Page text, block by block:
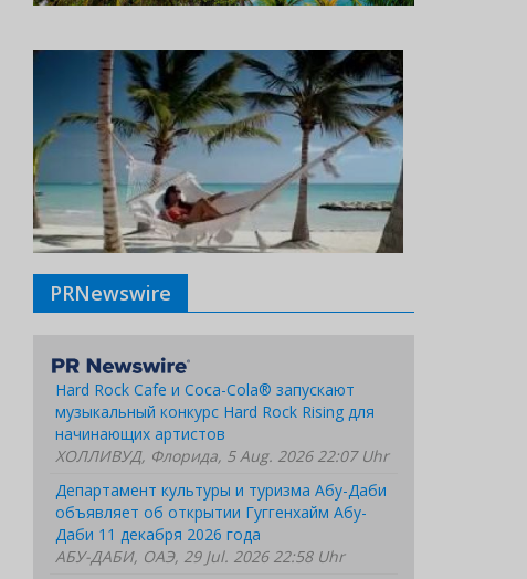
PRNewswire
Hard Rock Cafe и Coca-Cola® запускают
музыкальный конкурс Hard Rock Rising для
начинающих артистов
ХОЛЛИВУД, Флорида, 5 Aug. 2026 22:07 Uhr
Департамент культуры и туризма Абу-Даби
объявляет об открытии Гуггенхайм Абу-
Даби 11 декабря 2026 года
АБУ-ДАБИ, ОАЭ, 29 Jul. 2026 22:58 Uhr